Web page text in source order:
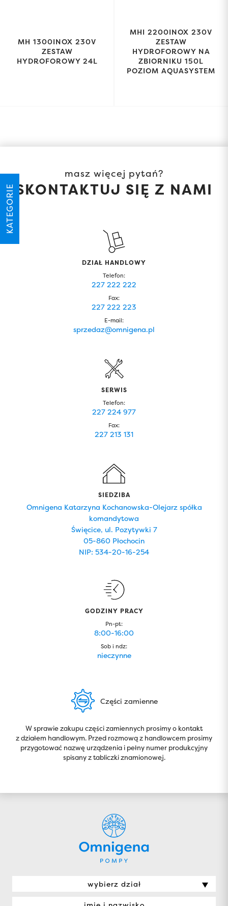
KATEGORIE
MH 1300INOX 230V
ZESTAW
HYDROFOROWY 24L
MHI 2200INOX 230V
ZESTAW
HYDROFOROWY NA
ZBIORNIKU 150L
POZIOM AQUASYSTEM
masz więcej pytań?
SKONTAKTUJ SIĘ Z NAMI
DZIAŁ HANDLOWY
Telefon:
227 222 222
Fax:
227 222 223
E-mail:
sprzedaz@omnigena.pl
SERWIS
Telefon:
227 224 977
Fax:
227 213 131
SIEDZIBA
Omnigena Katarzyna Kochanowska-Olejarz spółka
komandytowa
Święcice, ul. Pozytywki 7
05-860 Płochocin
NIP: 534-20-16-254
GODZINY PRACY
Pn-pt:
8:00-16:00
Sob i ndz:
nieczynne
Części zamienne
W sprawie zakupu części zamiennych prosimy o kontakt
z działem handlowym. Przed rozmową z handlowcem prosimy
przygotować nazwę urządzenia i pełny numer produkcyjny
spisany z tabliczki znamionowej.
wybierz dział